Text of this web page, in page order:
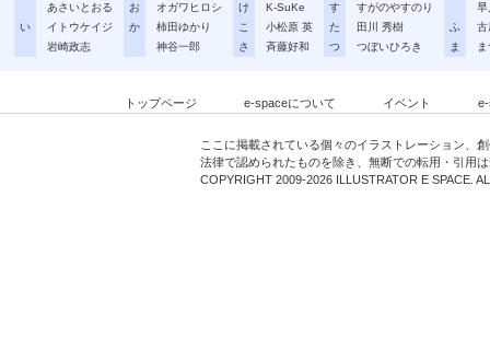
あさいとおる
い
イトウケイジ
岩崎政志
お
オガワヒロシ
か
柿田ゆかり
神谷一郎
け
K-SuKe
こ
小松原 英
さ
斉藤好和
す
すがのやすのり
た
田川 秀樹
つ
つぼいひろき
早
ふ
古
ま
トップページ e-spaceについて イベント
ここに掲載されている個々のイラストレーション、
法律で認められたものを除き、無断での転用・引用
COPYRIGHT 2009-2026 ILLUSTRATOR E SPACE.